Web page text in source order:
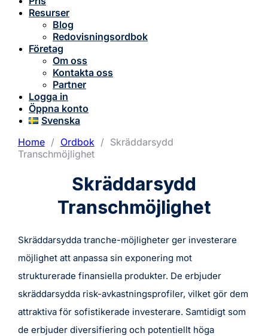
Resurser
Blog
Redovisningsordbok
Företag
Om oss
Kontakta oss
Partner
Logga in
Öppna konto
Svenska
Home/ Ordbok/ Skräddarsydd
Transchmöjlighet
Skräddarsydd
Transchmöjlighet
Skräddarsydda tranche-möjligheter ger investerare
möjlighet att anpassa sin exponering mot
strukturerade finansiella produkter. De erbjuder
skräddarsydda risk-avkastningsprofiler, vilket gör dem
attraktiva för sofistikerade investerare. Samtidigt som
de erbjuder diversifiering och potentiellt höga